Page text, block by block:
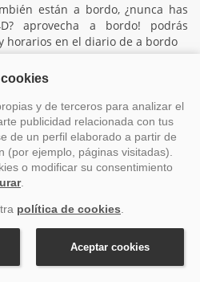
están a bordo, ¿nunca has
aprovecha a bordo! podrás
horarios en el diario de a bordo
en los más pequeños, en el club
niños de su edad, siempre a